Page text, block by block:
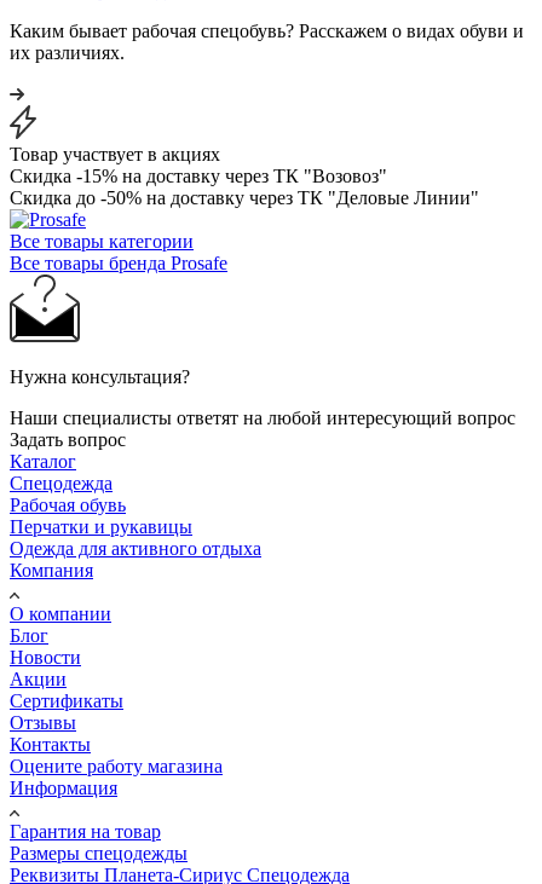
Каким бывает рабочая спецобувь? Расскажем о видах обуви и
их различиях.
Товар участвует в акциях
Скидка -15% на доставку через ТК "Возовоз"
Скидка до -50% на доставку через ТК "Деловые Линии"
Все товары категории
Все товары бренда Prosafe
Нужна консультация?
Наши специалисты ответят на любой интересующий вопрос
Задать вопрос
Каталог
Спецодежда
Рабочая обувь
Перчатки и рукавицы
Одежда для активного отдыха
Компания
О компании
Блог
Новости
Акции
Сертификаты
Отзывы
Контакты
Оцените работу магазина
Информация
Гарантия на товар
Размеры спецодежды
Реквизиты Планета-Сириус Спецодежда